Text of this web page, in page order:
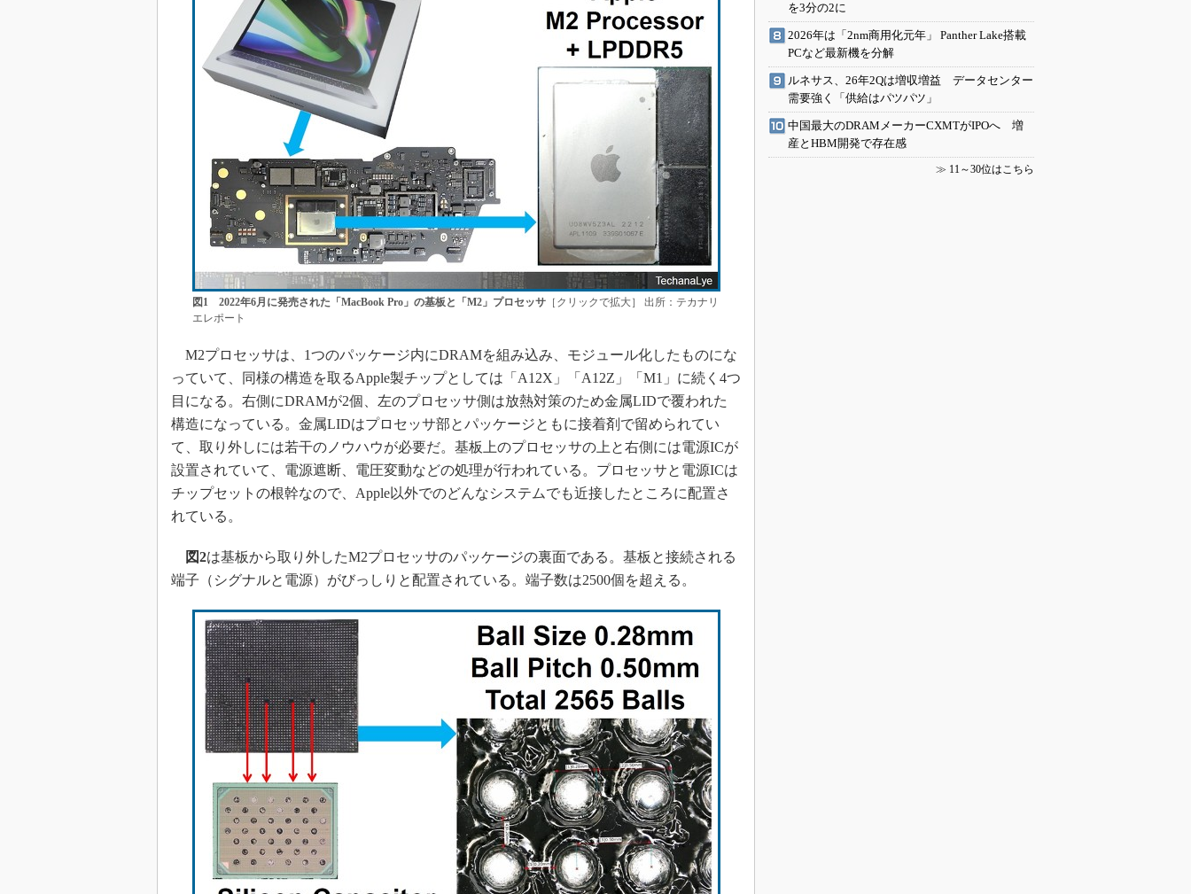
図1 2022年6月に発売された「MacBook Pro」の基板と「M2」プロセッサ［クリックで拡大］ 出所：テカナリ
エレポート
M2プロセッサは、1つのパッケージ内にDRAMを組み込み、モジュール化したものにな
っていて、同様の構造を取るApple製チップとしては「A12X」「A12Z」「M1」に続く4つ
目になる。右側にDRAMが2個、左のプロセッサ側は放熱対策のため金属LIDで覆われた
構造になっている。金属LIDはプロセッサ部とパッケージともに接着剤で留められてい
て、取り外しには若干のノウハウが必要だ。基板上のプロセッサの上と右側には電源ICが
設置されていて、電源遮断、電圧変動などの処理が行われている。プロセッサと電源ICは
チップセットの根幹なので、Apple以外でのどんなシステムでも近接したところに配置さ
れている。
図2は基板から取り外したM2プロセッサのパッケージの裏面である。基板と接続される
端子（シグナルと電源）がびっしりと配置されている。端子数は2500個を超える。
を3分の2に
2026年は「2nm商用化元年」 Panther Lake搭載
PCなど最新機を分解
ルネサス、26年2Qは増収増益 データセンター
需要強く「供給はパツパツ」
中国最大のDRAMメーカーCXMTがIPOへ 増
産とHBM開発で存在感
≫ 11～30位はこちら